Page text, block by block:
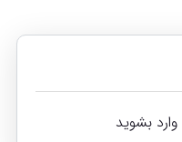
وارد بشوید